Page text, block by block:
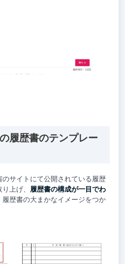
履歴書のテンプレー
のサイトにて公開されている履歴
上げ、 履歴書の構成が一目でわ
履歴書の大まかなイメージをつか